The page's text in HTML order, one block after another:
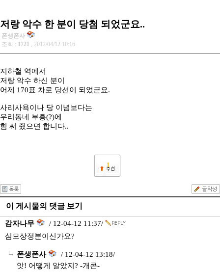
저랑 악수 한 분이 당첨 되었군요..
폰생폰사
조회 : 1721 , 2012/04/12 10:16
지하철 역에서
저랑 악수 하신 분이
어제 170표 차로 당선이 되었군요.
사리사욕이나 당 이념보다는
우리동네 부흥(?)에
힘 써 줬으면 합니다..
1
이 게시물의 댓글 보기
감자나무
/ 12-04-12 11:37/
심모상정분이신가요?
폰생폰사
/ 12-04-12 13:18/
앗! 어떻게 알았지? -개콘-